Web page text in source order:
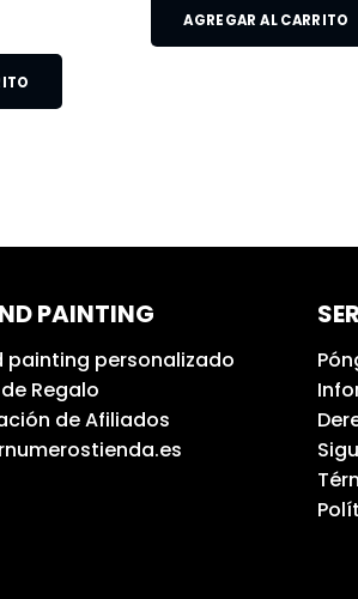
AGREGAR AL CARRITO
PAINTING
painting personalizado
Regalo
de Afiliados